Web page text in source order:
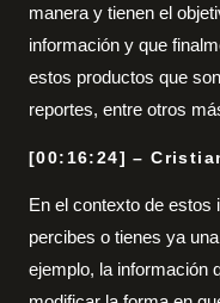
manera y tienen el
información y que
estos productos que
reportes, entre otros
[00:16:24] –
En el contexto de
percibes o tienes ya
ejemplo, la información